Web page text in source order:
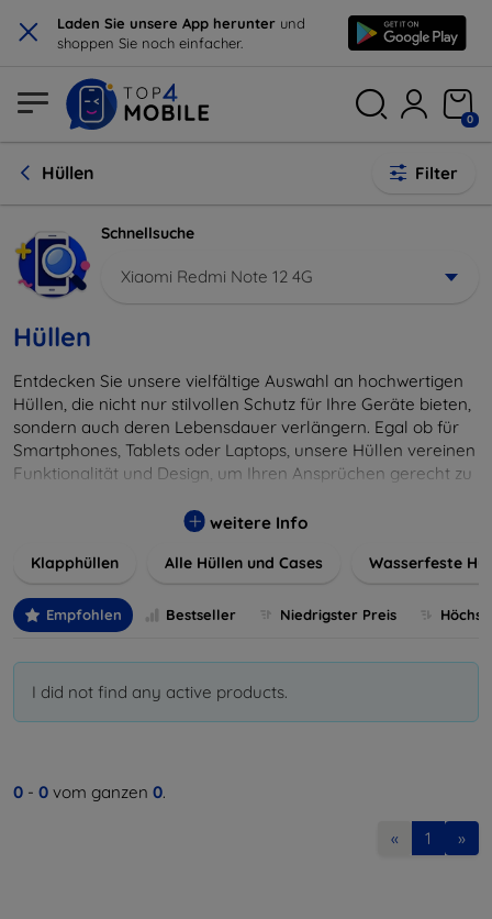
× Laden Sie unsere App herunter und
shoppen Sie noch einfacher.
0
Hüllen Filter
Schnellsuche
Xiaomi Redmi Note 12 4G
Hüllen
Entdecken Sie unsere vielfältige Auswahl an hochwertigen
Hüllen, die nicht nur stilvollen Schutz für Ihre Geräte bieten,
sondern auch deren Lebensdauer verlängern. Egal ob für
Smartphones, Tablets oder Laptops, unsere Hüllen vereinen
Funktionalität und Design, um Ihren Ansprüchen gerecht zu
Farben, um Ihren persönlichen Stil perfekt zu
weitere Info
Klapphüllen Alle Hüllen und Cases Wasserfeste
Empfohlen Bestseller Niedrigster Preis
I did not find any active products.
0 - 0 vom ganzen 0.
« 1 »